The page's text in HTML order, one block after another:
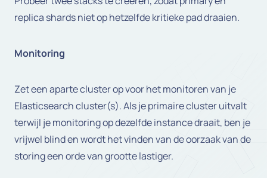
replica shards niet op hetzelfde kritieke pad draaien.
Monitoring
Zet een aparte cluster op voor het monitoren van je
Elasticsearch cluster(s). Als je primaire cluster uitvalt
terwijl je monitoring op dezelfde instance draait, ben je
vrijwel blind en wordt het vinden van de oorzaak van de
storing een orde van grootte lastiger.